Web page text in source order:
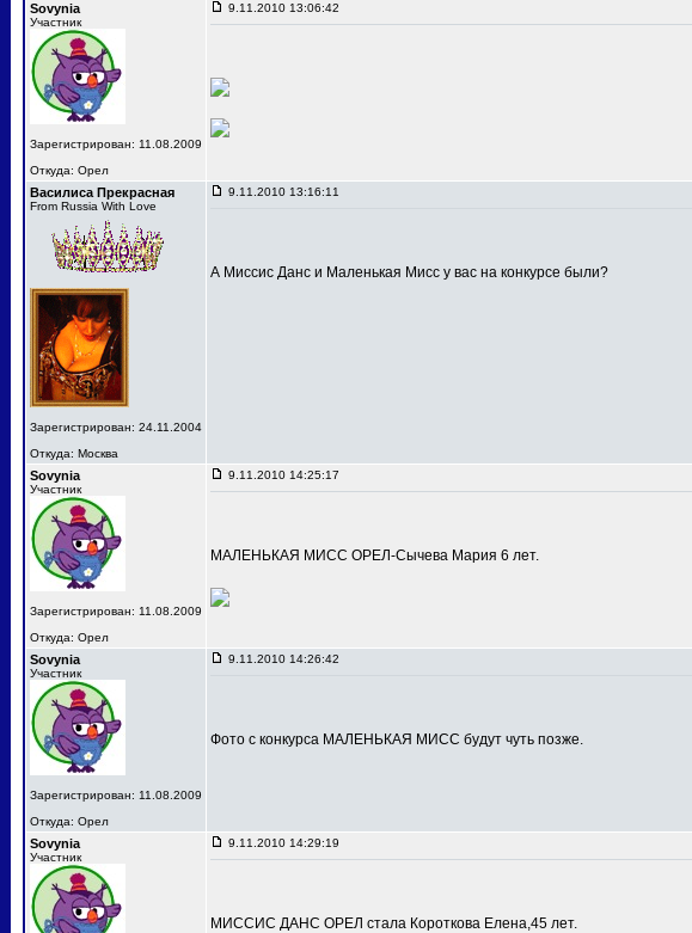
Sovynia
Участник
Зарегистрирован: 11.08.2009
Откуда: Орел
9.11.2010 13:06:42
Василиса Прекрасная
From Russia With Love
Зарегистрирован: 24.11.2004
Откуда: Москва
9.11.2010 13:16:11
А Миссис Данс и Маленькая Мисс у вас на конкурсе были?
Sovynia
Участник
Зарегистрирован: 11.08.2009
Откуда: Орел
9.11.2010 14:25:17
МАЛЕНЬКАЯ МИСС ОРЕЛ-Сычева Мария 6 лет.
Sovynia
Участник
Зарегистрирован: 11.08.2009
Откуда: Орел
9.11.2010 14:26:42
Фото с конкурса МАЛЕНЬКАЯ МИСС будут чуть позже.
Sovynia
Участник
9.11.2010 14:29:19
МИССИС ДАНС ОРЕЛ стала Короткова Елена,45 лет.